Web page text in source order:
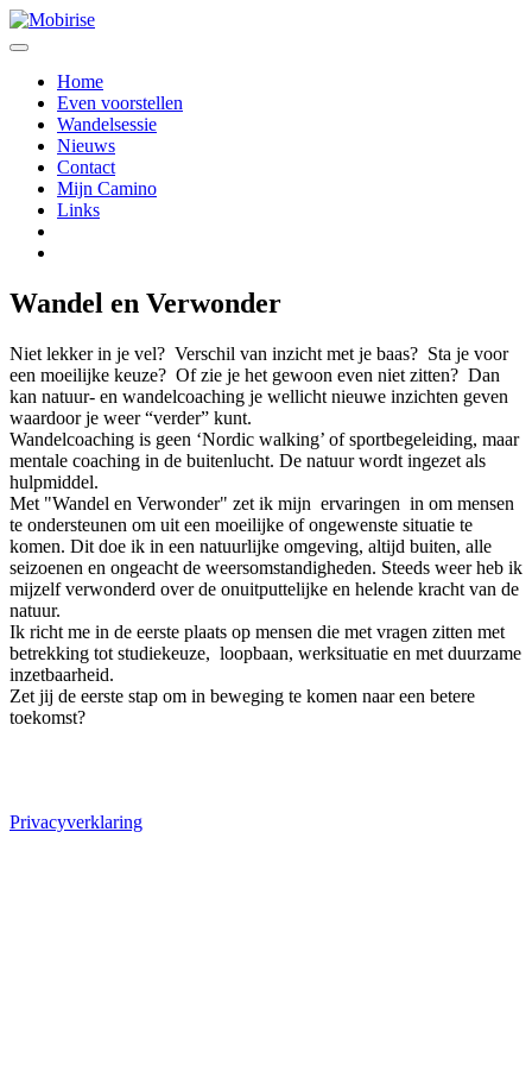
Home
Even voorstellen
Wandelsessie
Nieuws
Contact
Mijn Camino
Links
Wandel en Verwonder
Niet lekker in je vel? Verschil van inzicht met je baas? Sta je voor
een moeilijke keuze? Of zie je het gewoon even niet zitten? Dan
kan natuur- en wandelcoaching je wellicht nieuwe inzichten geven
waardoor je weer “verder” kunt.
Wandelcoaching is geen ‘Nordic walking’ of sportbegeleiding, maar
mentale coaching in de buitenlucht. De natuur wordt ingezet als
hulpmiddel.
Met "Wandel en Verwonder" zet ik mijn ervaringen in om mensen
te ondersteunen om uit een moeilijke of ongewenste situatie te
komen. Dit doe ik in een natuurlijke omgeving, altijd buiten, alle
seizoenen en ongeacht de weersomstandigheden. Steeds weer heb ik
mijzelf verwonderd over de onuitputtelijke en helende kracht van de
natuur.
Ik richt me in de eerste plaats op mensen die met vragen zitten met
betrekking tot studiekeuze, loopbaan, werksituatie en met duurzame
inzetbaarheid.
Zet jij de eerste stap om in beweging te komen naar een betere
toekomst?
Privacyverklaring